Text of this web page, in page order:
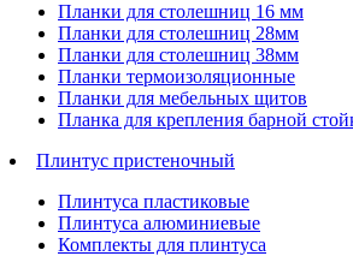
Планки для столешниц 16 мм
Планки для столешниц 28мм
Планки для столешниц 38мм
Планки термоизоляционные
Планки для мебельных щитов
Планка для крепления барной
Плинтус пристеночный
Плинтуса пластиковые
Плинтуса алюминиевые
Комплекты для плинтуса